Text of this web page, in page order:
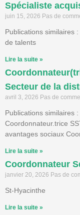
Spécialiste
juin 15, 2026 Pas de
Publications similaires
de talents
Lire la suite »
Secteur de la
avril 3, 2026 Pas de
Publications similaires
Coordonnateur.trice
avantages sociaux
Lire la suite »
Coordonnateur
janvier 20, 2026 Pas de
St-Hyacinthe
Lire la suite »